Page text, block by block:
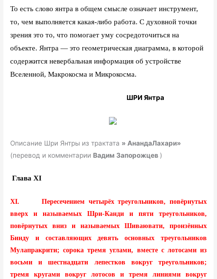
То есть слово янтра в общем смысле означает инструмент,
то, чем выполняется какая-либо работа. С духовной точки
зрения это то, что помогает уму сосредоточиться на
объекте. Янтра — это геометрическая диаграмма, в которой
содержится невербальная информация об устройстве
Вселенной, Макрокосма и Микрокосма.
ШРИ Янтра
Описание Шри Янтры из трактата » АнандаЛахари»
(перевод и комментарии Вадим Запорожцев )
Глава XI
XI. Пересечением четырёх треугольников, повёрнутых
вверх и называемых Шри-Канди и пяти треугольников,
повёрнутых вниз и называемых Шиваювати, пронзённых
Бинду и составляющих девять основных треугольников
Мулапракрити; сорока тремя углами, вместе с лотосами из
восьми и шестнадцати лепестков вокруг треугольников;
тремя кругами вокруг лотосов и тремя линиями вокруг